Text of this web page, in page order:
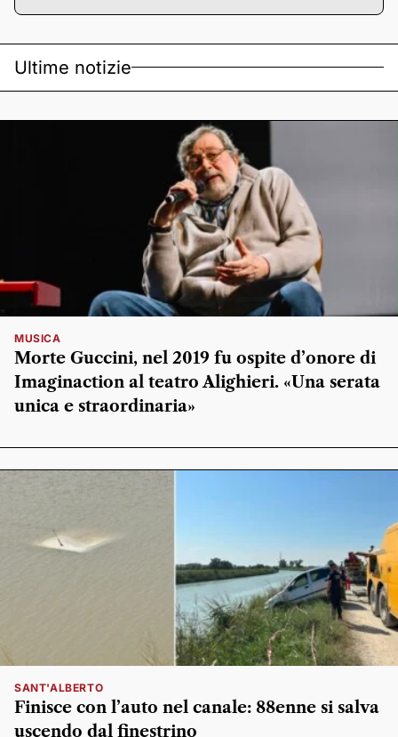
Ultime notizie
MUSICA
Morte Guccini, nel 2019 fu ospite d’onore di
Imaginaction al teatro Alighieri. «Una serata
unica e straordinaria»
SANT'ALBERTO
Finisce con l’auto nel canale: 88enne si salva
uscendo dal finestrino